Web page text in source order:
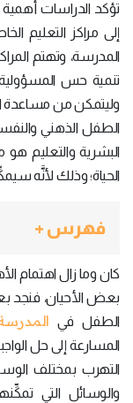
تؤكد الدراسات
إلى مراكز التعليم
المدرسة، وتهتم
تنمية حس
وليتمكن من مساعدة
الطفل الذهني
البشرية والتعليم
الحياة؛ وذلك لأنَّه
فهرس +
كان وما زال اهتمام
بعض الأحيان، فنجد
الطفل في
المسارعة إلى حل
التهرب بمختلف
والوسائل التي